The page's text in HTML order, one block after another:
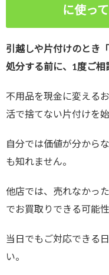
に使っ
引越しや片付けのとき
処分する前に、1度ご相
不用品を現金に変える
活で捨てない片付けを
自分では価値が分から
も知れません。
他店では、売れなかっ
でお買取りできる可能性
当日でもご対応できる
い。